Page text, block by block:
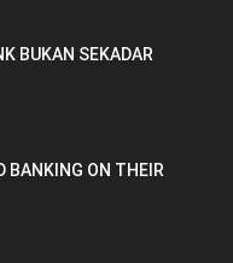
BUKAN SEKADAR
BANKING ON THEIR